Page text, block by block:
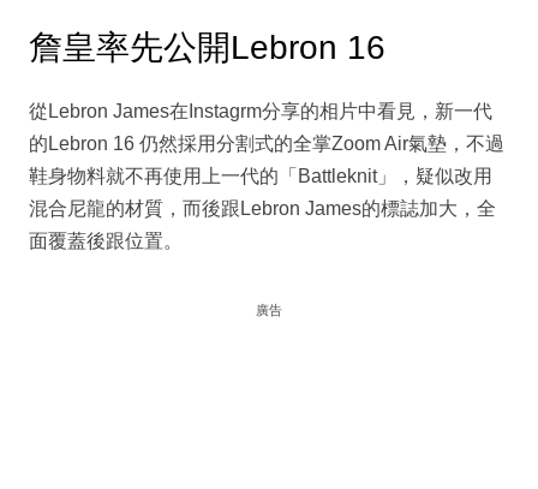
詹皇率先公開Lebron 16
從Lebron James在Instagrm分享的相片中看見，新一代
的Lebron 16 仍然採用分割式的全掌Zoom Air氣墊，不過
鞋身物料就不再使用上一代的「Battleknit」，疑似改用
混合尼龍的材質，而後跟Lebron James的標誌加大，全
面覆蓋後跟位置。
廣告